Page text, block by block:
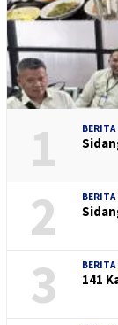
1 BERITA
2 BERITA
3 BERITA
141